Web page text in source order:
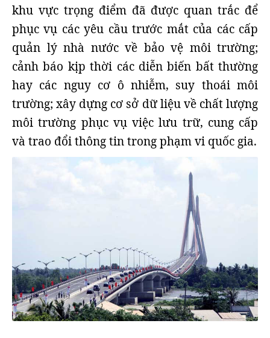
khu vực trọng điểm đã được quan trắc để
phục vụ các yêu cầu trước mắt của các cấp
quản lý nhà nước về bảo vệ môi trường;
cảnh báo kịp thời các diễn biến bất thường
hay các nguy cơ ô nhiễm, suy thoái môi
trường; xây dựng cơ sở dữ liệu về chất lượng
môi trường phục vụ việc lưu trữ, cung cấp
và trao đổi thông tin trong phạm vi quốc gia.